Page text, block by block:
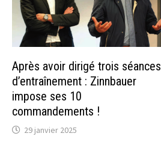
Après avoir dirigé trois séances
d’entraînement : Zinnbauer
impose ses 10
commandements !
29 janvier 2025